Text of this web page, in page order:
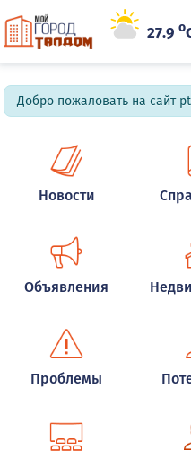
27.9o
Добро пожаловать на сайт
Новости
Объявления
Проблемы